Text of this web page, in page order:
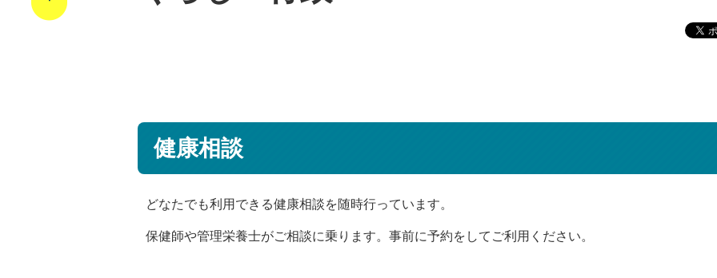
健康相談
どなたでも利用できる健康相談を随時行っています。
保健師や管理栄養士がご相談に乗ります。事前に予約をしてご利用ください。